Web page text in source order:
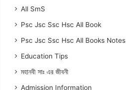
All SmS
Psc Jsc Ssc Hsc All Book
Psc Jsc Ssc Hsc All Books Notes
Education Tips
মহানবীসাঃ এর জীবনী
Admission Information